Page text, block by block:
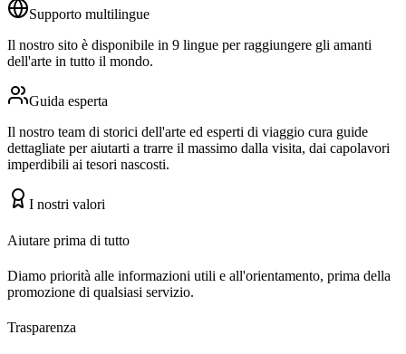
Supporto multilingue
Il nostro sito è disponibile in 9 lingue per raggiungere gli amanti
dell'arte in tutto il mondo.
Guida esperta
Il nostro team di storici dell'arte ed esperti di viaggio cura guide
dettagliate per aiutarti a trarre il massimo dalla visita, dai capolavori
imperdibili ai tesori nascosti.
I nostri valori
Aiutare prima di tutto
Diamo priorità alle informazioni utili e all'orientamento, prima della
promozione di qualsiasi servizio.
Trasparenza